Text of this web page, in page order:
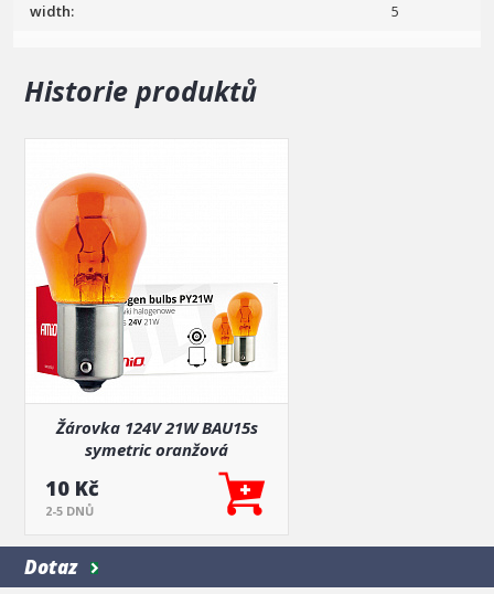
width:
5
Historie produktů
Žárovka 124V 21W BAU15s
symetric oranžová
10 Kč
2-5 DNŮ
Dotaz